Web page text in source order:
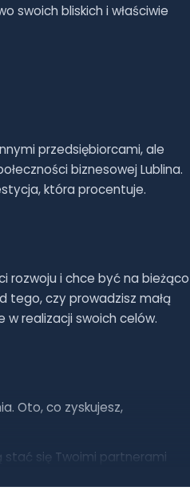
swoich bliskich i właściwie
przedsiębiorcami, ale
biznesowej Lublina.
która procentuje.
rozwoju i chce być na
tego, czy prowadzisz małą
w realizacji swoich celów.
Oto, co zyskujesz,
stać się Twoimi partnerami